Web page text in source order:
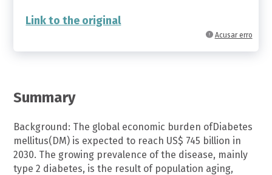
Acusar erro
Link to the original
Summary
Background: The global economic burden ofDiabetes
mellitus(DM) is expected to reach US$ 745 billion in
2030. The growing prevalence of the disease, mainly
type 2 diabetes, is the result of population aging,